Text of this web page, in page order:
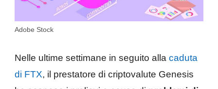
Adobe Stock
Nelle ultime settimane in seguito alla caduta
di FTX, il prestatore di criptovalute Genesis